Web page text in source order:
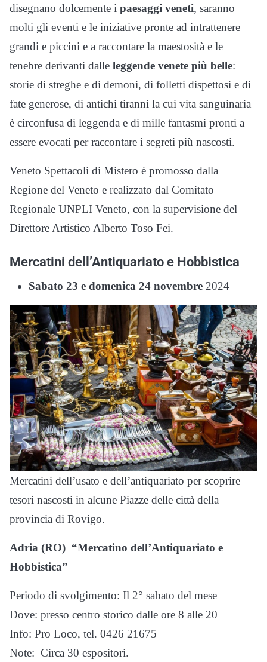
disegnano dolcemente i paesaggi veneti, saranno
molti gli eventi e le iniziative pronte ad intrattenere
grandi e piccini e a raccontare la maestosità e le
tenebre derivanti dalle leggende venete più belle:
storie di streghe e di demoni, di folletti dispettosi e di
fate generose, di antichi tiranni la cui vita sanguinaria
è circonfusa di leggenda e di mille fantasmi pronti a
essere evocati per raccontare i segreti più nascosti.
Veneto Spettacoli di Mistero è promosso dalla
Regione del Veneto e realizzato dal Comitato
Regionale UNPLI Veneto, con la supervisione del
Direttore Artistico Alberto Toso Fei.
Mercatini dell’Antiquariato e Hobbistica
Sabato 23 e domenica 24 novembre 2024
Mercatini dell’usato e dell’antiquariato per scoprire
tesori nascosti in alcune Piazze delle città della
provincia di Rovigo.
Adria (RO) “Mercatino dell’Antiquariato e
Hobbistica”
Periodo di svolgimento: Il 2° sabato del mese
Dove: presso centro storico dalle ore 8 alle 20
Info: Pro Loco, tel. 0426 21675
Note: Circa 30 espositori.